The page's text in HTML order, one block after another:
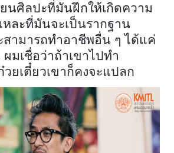
ยนศิลปะที่มันฝึกให้เกิดความ
ละที่มันจะเป็นรากฐาน
ามารถทำอาชีพอื่น ๆ ได้แค่
มเชื่อว่าถ้าเขาไปทำ
ยเตี๋ยวเขาก็คงจะแปลก